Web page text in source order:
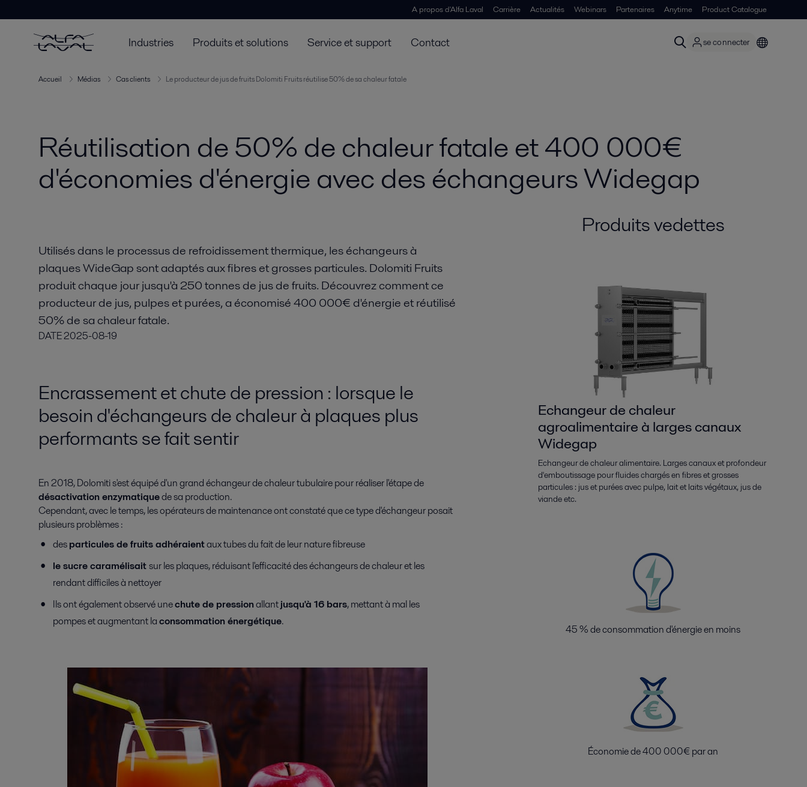
A propos d'Alfa Laval Carrière Actualités Webinars Partenaires Anytime Product Catalogue
Industries Produits et solutions Service et support Contact se connecter
Accueil Médias Cas clients Le producteur de jus de fruits Dolomiti Fruits réutilise 50% de sa chaleur fatale
Réutilisation de 50% de chaleur fatale et 400 000€
d'économies d'énergie avec des échangeurs Widegap
Utilisés dans le processus de refroidissement thermique, les échangeurs à
plaques WideGap sont adaptés aux fibres et grosses particules. Dolomiti Fruits
produit chaque jour jusqu'à 250 tonnes de jus de fruits. Découvrez comment ce
producteur de jus, pulpes et purées, a économisé 400 000€ d'énergie et réutilisé
50% de sa chaleur fatale.
DATE2025-08-19
Encrassement et chute de pression : lorsque le
besoin d'échangeurs de chaleur à plaques plus
performants se fait sentir
En 2018, Dolomiti s'est équipé d'un grand échangeur de chaleur tubulaire pour réaliser l'étape de
désactivation enzymatiquede sa production.
Cependant, avec le temps, les opérateurs de maintenance ont constaté que ce type d'échangeur posait
plusieurs problèmes :
desparticules de fruits adhéraientaux tubes du fait de leur nature fibreuse
le sucre caramélisaitsur les plaques, réduisant l'efficacité des échangeurs de chaleur et les
rendant difficiles à nettoyer
Ils ont également observé unechute de pressionallantjusqu'à 16 bars, mettant à mal les
pompes et augmentant laconsommation énergétique.
Produits vedettes
Echangeur de chaleur
agroalimentaire à larges canaux
Widegap
Echangeur de chaleur alimentaire. Larges canaux et profondeur
d'emboutissage pour fluides chargés en fibres et grosses
particules : jus et purées avec pulpe, lait et laits végétaux, jus de
viande etc.
45 % de consommation d'énergie en moins
Économie de 400 000€ par an